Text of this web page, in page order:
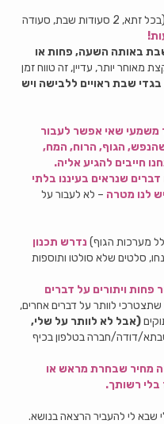
(בכל זתא, 2 סעודות שבת, סעודה
באותה השעה, פחות או
מאוחר יותר, עדיין, זה טווח זמן
שבת ראויים ללבישה ויש
משמעי שאי אפשר לעבור
שהנפש, הגוף, הרוח, המח,
חייבים להגיע אליה.
שנראים בעיננו בלתי
לנו מטרה – לא לעבור על
מערכות הגוף)נדרש תכנון
סלטים שלא סולטו ותוספות
פחות ויתורים על דברים
שתצטרכי לוותר על דברים אחרים,
(אבל לא לוותר על שלי,
דודה/חברה בטלפון בכיף
מחיר שבחרת מראש או
בלי רשותך.
שבא לי להעביר הרצאה בנושא.